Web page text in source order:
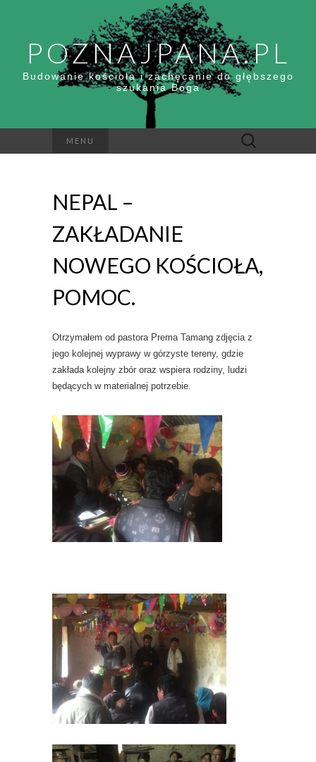
POZNAJPANA.PL
Budowanie kościoła i zachęcanie do głębszego
szukania Boga
MENU Szukaj:
NEPAL –
ZAKŁADANIE
NOWEGO KOŚCIOŁA,
POMOC.
Otrzymałem od pastora Prema Tamang zdjęcia z
jego kolejnej wyprawy w górzyste tereny, gdzie
zakłada kolejny zbór oraz wspiera rodziny, ludzi
będących w materialnej potrzebie.